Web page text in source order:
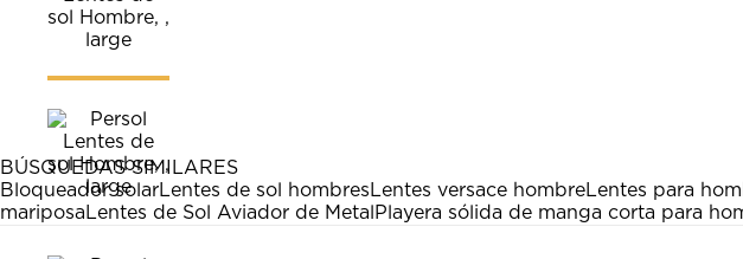
BÚSQUEDAS SIMILARES
Bloqueador solarLentes de sol hombres Lentes versace hombreLentes para
mariposa Lentes de Sol Aviador de Metal Playera sólida de manga corta para